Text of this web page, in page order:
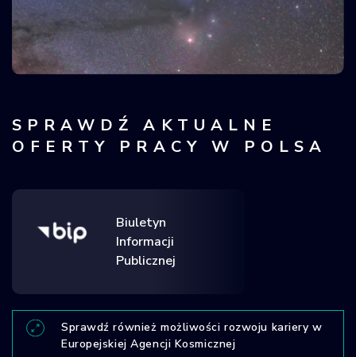
Polska w
kosmosie
Obiektów
Kosmicznych
SPRAWDŹ AKTUALNE
OFERTY PRACY W POLSA
Biuletyn
Informacji
Publicznej
Sprawdź również możliwości rozwoju kariery w
Europejskiej Agencji Kosmicznej